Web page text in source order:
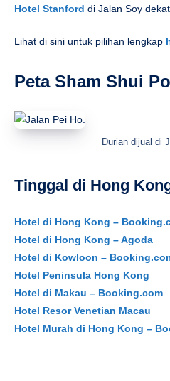
Hotel Stanford di Jalan Soy
Lihat di sini untuk pilihan lengkap
Peta Sham Shui
Durian dijual di
Tinggal di Hong
Hotel di Hong Kong –
Hotel di Hong Kong – Agoda
Hotel di Kowloon –
Hotel Peninsula Hong Kong
Hotel di Makau – Booking.com
Hotel Resor Venetian Macau
Hotel Murah di Hong Kong –